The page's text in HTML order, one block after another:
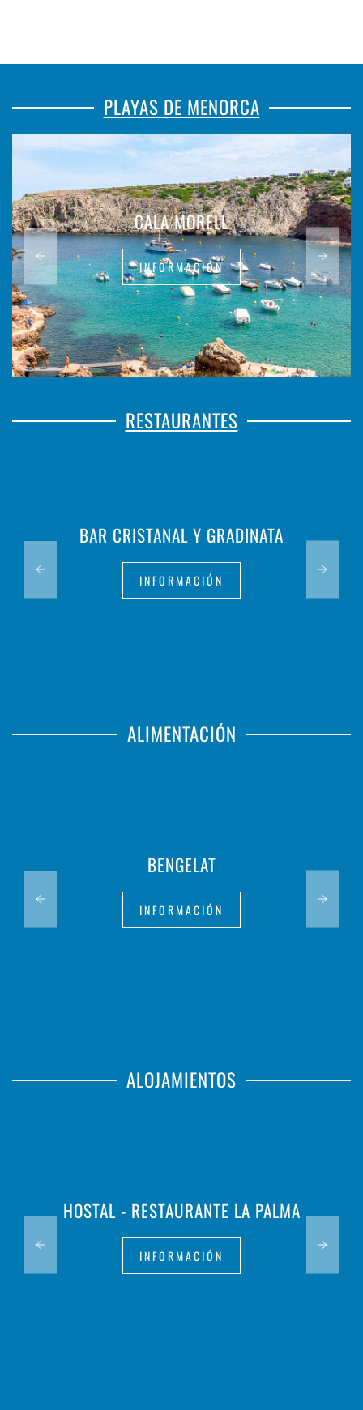
PLAYAS DE MENORCA
CALA MORELL
INFORMACIÓN
RESTAURANTES
BAR CRISTANAL Y GRADINATA
INFORMACIÓN
ALIMENTACIÓN
BENGELAT
INFORMACIÓN
ALOJAMIENTOS
HOSTAL - RESTAURANTE LA PALMA
INFORMACIÓN